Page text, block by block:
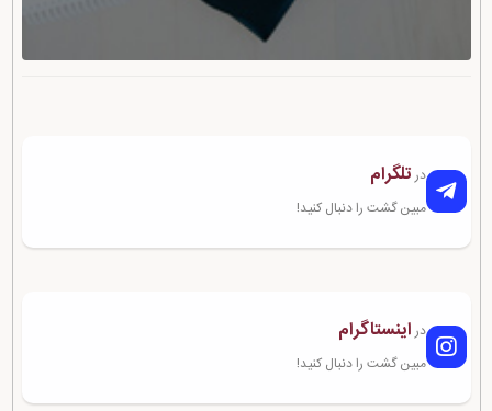
در تلگرام
مبین گشت را دنبال کنید!
در اینستاگرام
مبین گشت را دنبال کنید!